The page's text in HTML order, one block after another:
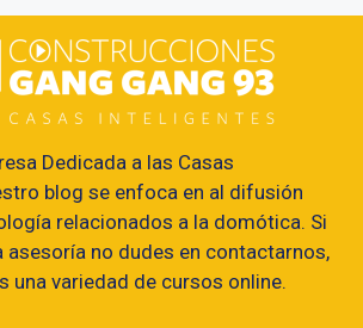
Dedicada a las Casas
blog se enfoca en al difusión
relacionados a la domótica. Si
asesoría no dudes en contactarnos,
una variedad de cursos online.